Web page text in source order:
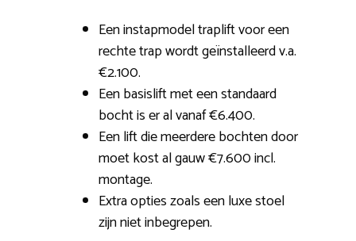
Een instapmodel traplift voor een
rechte trap wordt geïnstalleerd v.a.
€2.100.
Een basislift met een standaard
bocht is er al vanaf €6.400.
Een lift die meerdere bochten door
moet kost al gauw €7.600 incl.
montage.
Extra opties zoals een luxe stoel
zijn niet inbegrepen.